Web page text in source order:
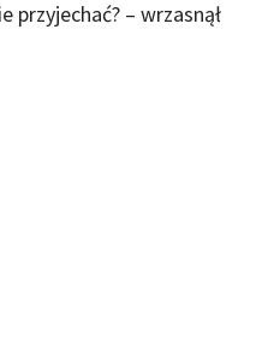
przyjechać? – wrzasnął